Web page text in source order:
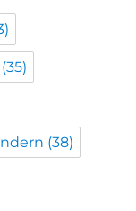
(35)
(38)